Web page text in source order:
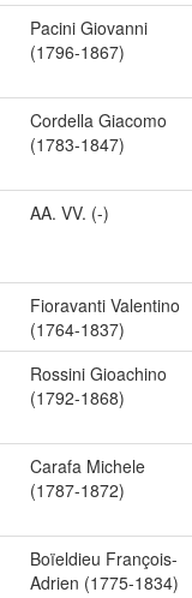
Pacini Giovanni
(1796-1867)
Cordella Giacomo
(1783-1847)
AA. VV. (-)
Fioravanti Valentino
(1764-1837)
Rossini Gioachino
(1792-1868)
Carafa Michele
(1787-1872)
Boïeldieu François-
Adrien (1775-1834)